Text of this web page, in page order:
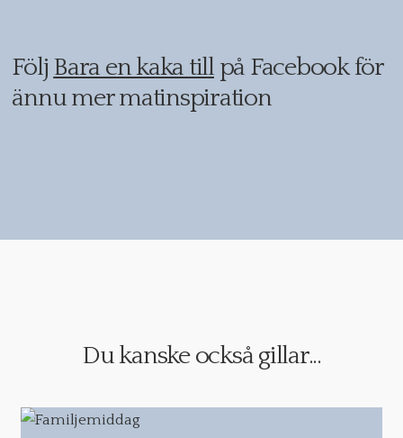
Följ Bara en kaka tillpå Facebook för
ännu mer matinspiration
Du kanske också gillar...